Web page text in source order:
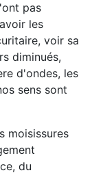
pas
les
voir sa
diminués,
d'ondes, les
sens sont
moisissures
du